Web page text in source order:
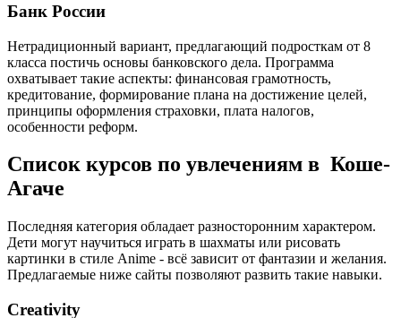
Банк России
Нетрадиционный вариант, предлагающий подросткам от 8
класса постичь основы банковского дела. Программа
охватывает такие аспекты: финансовая грамотность,
кредитование, формирование плана на достижение целей,
принципы оформления страховки, плата налогов,
особенности реформ.
Список курсов по увлечениям в Коше-
Агаче
Последняя категория обладает разносторонним характером.
Дети могут научиться играть в шахматы или рисовать
картинки в стиле Anime - всё зависит от фантазии и желания.
Предлагаемые ниже сайты позволяют развить такие навыки.
Creativity